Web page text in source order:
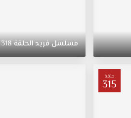
مسلسلفريدالحلقة318
حلقة
315